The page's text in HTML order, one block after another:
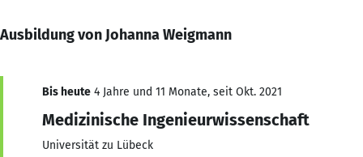
Ausbildung von Johanna Weigmann
Bis heute 4 Jahre und 11 Monate, seit Okt. 2021
Medizinische Ingenieurwissenschaft
Universität zu Lübeck